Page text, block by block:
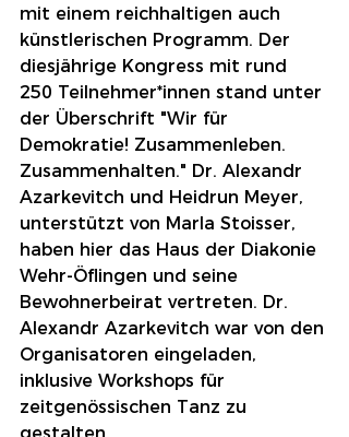
mit einem reichhaltigen auch
künstlerischen Programm. Der
diesjährige Kongress mit rund
250 Teilnehmer*innen stand unter
der Überschrift "Wir für
Demokratie! Zusammenleben.
Zusammenhalten." Dr. Alexandr
Azarkevitch und Heidrun Meyer,
unterstützt von Marla Stoisser,
haben hier das Haus der Diakonie
Wehr-Öflingen und seine
Bewohnerbeirat vertreten. Dr.
Alexandr Azarkevitch war von den
Organisatoren eingeladen,
inklusive Workshops für
zeitgenössischen Tanz zu